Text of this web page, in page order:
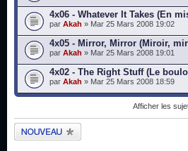
4x06 - Whatever It Takes (En
par Akah » Mar 25 Mars 2008 19:02
4x05 - Mirror, Mirror (Miroir,
par Akah » Mar 25 Mars 2008 19:01
4x02 - The Right Stuff (Le
par Akah » Mar 25 Mars 2008 18:59
Afficher les
Publier un nouveau
sujet